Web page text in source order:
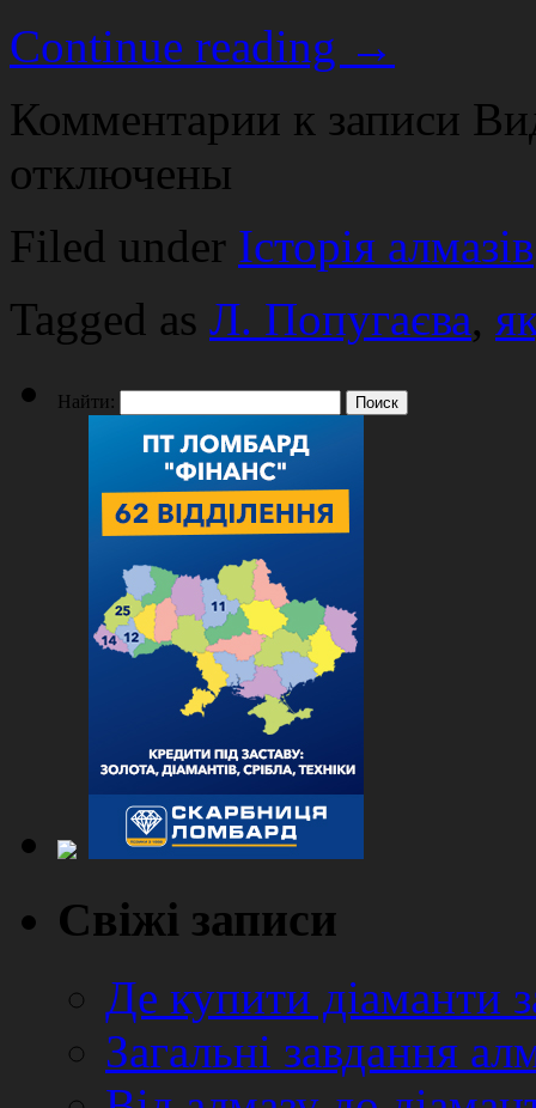
Continue reading →
Комментарии к записи
отключены
Filed under Історія алмазів
Tagged as Л. Попугаєва,
Найти:
Свіжі записи
Де купити діаманти
Загальні завдання